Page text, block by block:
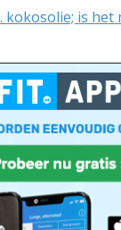
kokosolie; is het